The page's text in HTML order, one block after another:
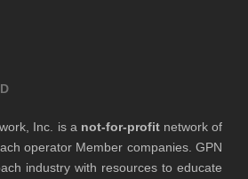
Inc. is a not-for-profitnetwork of
operator Member companies. GPN
industry with resources to educate